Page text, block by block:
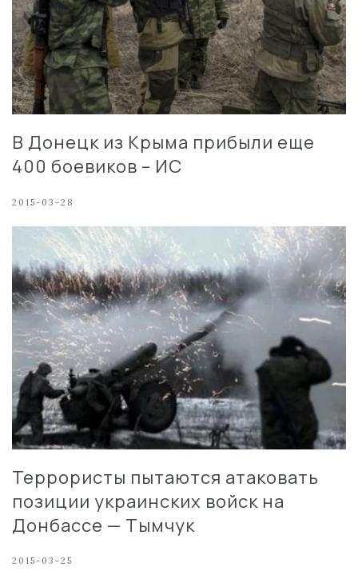
В Донецк из Крыма прибыли еще
400 боевиков – ИС
2015-03-28
Террористы пытаются атаковать
позиции украинских войск на
Донбассе — Тымчук
2015-03-25